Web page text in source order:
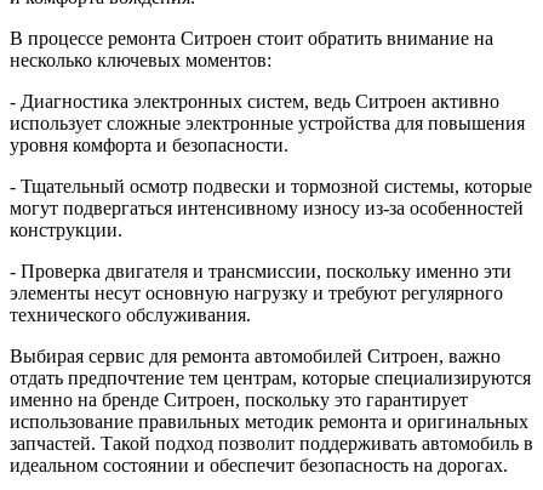
В процессе ремонта Ситроен стоит обратить внимание на
несколько ключевых моментов:
- Диагностика электронных систем, ведь Ситроен активно
использует сложные электронные устройства для повышения
уровня комфорта и безопасности.
- Тщательный осмотр подвески и тормозной системы, которые
могут подвергаться интенсивному износу из-за особенностей
конструкции.
- Проверка двигателя и трансмиссии, поскольку именно эти
элементы несут основную нагрузку и требуют регулярного
технического обслуживания.
Выбирая сервис для ремонта автомобилей Ситроен, важно
отдать предпочтение тем центрам, которые специализируются
именно на бренде Ситроен, поскольку это гарантирует
использование правильных методик ремонта и оригинальных
запчастей. Такой подход позволит поддерживать автомобиль в
идеальном состоянии и обеспечит безопасность на дорогах.